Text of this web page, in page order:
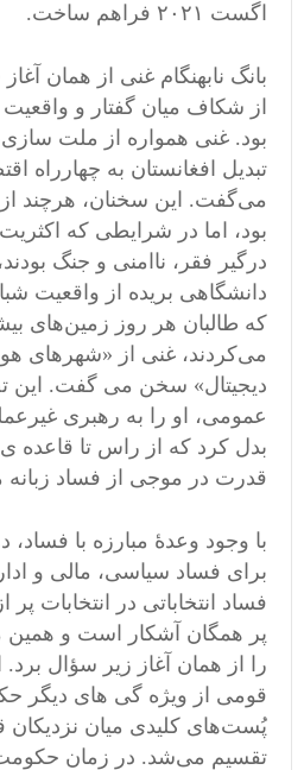
اگست ۲۰۲۱ فراهم ساخت.
بانگ نابهنگام غنی از همان
از شکاف میان گفتار و
بود. غنی همواره از ملت‌
تبدیل افغانستان به چهارراه
می‌گفت. این سخنان، هرچند
بود، اما در شرایطی که
درگیر فقر، ناامنی و جنگ
دانشگاهی بریده از واقعیت
که طالبان هر روز زمین‌های
می‌کردند، غنی از «شهرهای
دیجیتال» سخن می گفت. این
عمومی، او را به رهبری
بدل کرد که از راس تا
قدرت در موجی از فساد
با وجود وعدهٔ مبارزه با
برای فساد سیاسی، مالی و
پر همگان آشکار است و
را از همان آغاز زیر سؤال
قومی از ویژه گی های دیگر
پُست‌های کلیدی میان
تقسیم می‌شد. در زمان حکومت